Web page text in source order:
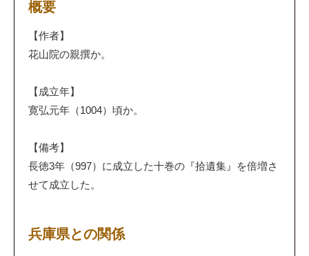
概要
【作者】
花山院の親撰か。
【成立年】
寛弘元年（1004）頃か。
【備考】
長徳3年（997）に成立した十巻の『拾遺集』を倍増さ
せて成立した。
兵庫県との関係